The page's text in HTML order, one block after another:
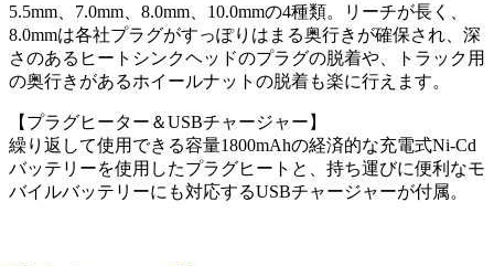
5.5mm、7.0mm、8.0mm、10.0mmの4種類。リーチが長く、
8.0mmは各社プラグがすっぽりはまる奥行きが確保され、深
さのあるヒートシンクヘッドのプラグの脱着や、トラック用
の奥行きがあるホイールナットの脱着も楽に行えます。
【プラグヒーター＆USBチャージャー】
繰り返して使用できる容量1800mAhの経済的な充電式Ni-Cd
バッテリーを使用したプラグヒートと、持ち運びに便利なモ
バイルバッテリーにも対応するUSBチャージャーが付属。